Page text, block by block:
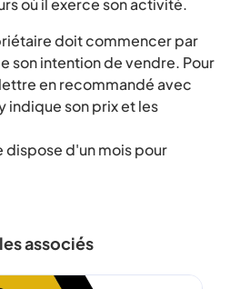
où il exerce son activité.
doit commencer par
son intention de vendre. Pour
en recommandé avec
indique son prix et les
dispose d'un mois pour
associés